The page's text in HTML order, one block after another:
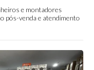
e montadores
pós-venda e atendimento